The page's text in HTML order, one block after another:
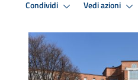
Condividi Vedi azioni